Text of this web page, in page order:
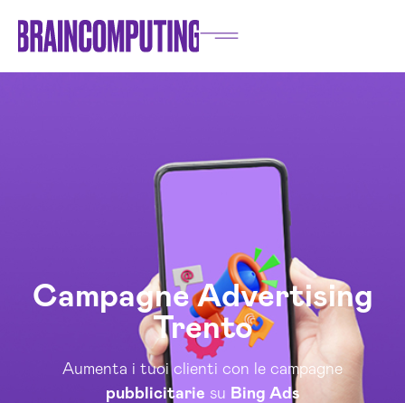
Campagne Advertising
Trento
Aumenta i tuoi clienti con le campagne
pubblicitarie su Bing Ads